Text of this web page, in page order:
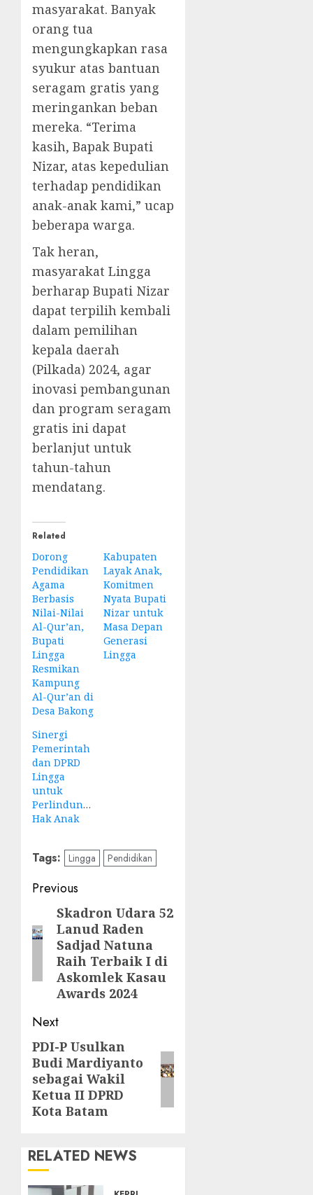
masyarakat. Banyak
orang tua
mengungkapkan rasa
syukur atas bantuan
seragam gratis yang
meringankan beban
mereka. “Terima
kasih, Bapak Bupati
Nizar, atas kepedulian
terhadap pendidikan
anak-anak kami,” ucap
beberapa warga.
Tak heran,
masyarakat Lingga
berharap Bupati Nizar
dapat terpilih kembali
dalam pemilihan
kepala daerah
(Pilkada) 2024, agar
inovasi pembangunan
dan program seragam
gratis ini dapat
berlanjut untuk
tahun-tahun
mendatang.
Related
Dorong
Pendidikan
Agama
Berbasis
Nilai-Nilai
Al-Qur’an,
Bupati
Lingga
Resmikan
Kampung
Al-Qur’an di
Desa Bakong
Kabupaten
Layak Anak,
Komitmen
Nyata Bupati
Nizar untuk
Masa Depan
Generasi
Lingga
Sinergi
Pemerintah
dan DPRD
Lingga
untuk
Perlindungan
Hak Anak
Tags: Lingga Pendidikan
Post
navigation
Previous
Previous
post:
Skadron Udara 52
Lanud Raden
Sadjad Natuna
Raih Terbaik I di
Askomlek Kasau
Awards 2024
Next
Next
post:
PDI-P Usulkan
Budi Mardiyanto
sebagai Wakil
Ketua II DPRD
Kota Batam
RELATED NEWS